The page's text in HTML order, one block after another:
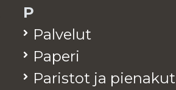
P
Pal­ve­lut
Pa­pe­ri
Pa­ris­tot ja pie­na­kut